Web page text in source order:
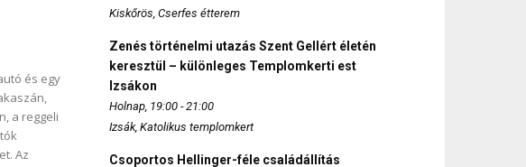
és egy
a reggeli
Az
Kiskőrös, Cserfes étterem
Zenés történelmi utazás Szent Gellért életén
keresztül – különleges Templomkerti est
Izsákon
Holnap, 19:00 - 21:00
Izsák, Katolikus templomkert
Csoportos Hellinger-féle családállítás